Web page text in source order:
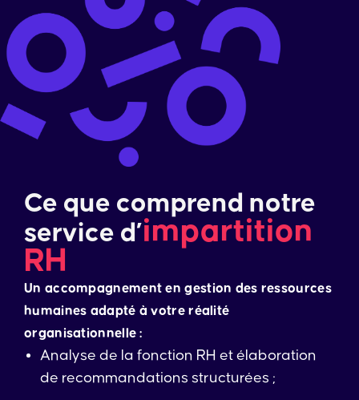
Ce que comprend notre
service d’impartition
RH
Un accompagnement en gestion des ressources
humaines adapté à votre réalité
organisationnelle :
Analyse de la fonction RH et élaboration
de recommandations structurées ;